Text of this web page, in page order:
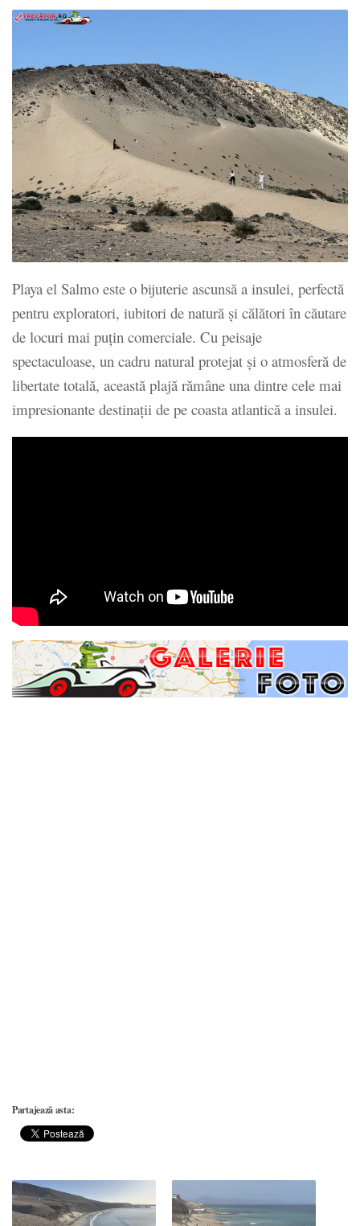
Playa el Salmo este o bijuterie ascunsă a insulei, perfectă
pentru exploratori, iubitori de natură și călători în căutare
de locuri mai puțin comerciale. Cu peisaje
spectaculoase, un cadru natural protejat și o atmosferă de
libertate totală, această plajă rămâne una dintre cele mai
impresionante destinații de pe coasta atlantică a insulei.
Partajează asta: